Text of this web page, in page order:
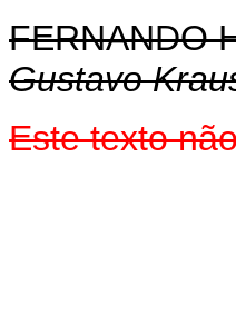
FERNANDO
Gustavo
Este texto